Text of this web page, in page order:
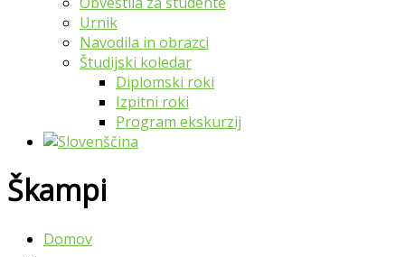
Urnik
Navodila in obrazci
Študijski koledar
Diplomski roki
Izpitni roki
Program ekskurzij
Škampi
Domov